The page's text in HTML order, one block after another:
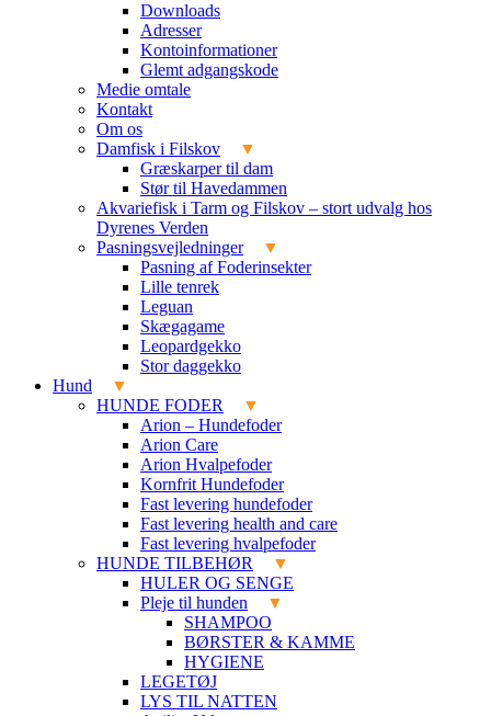
Downloads
Adresser
Kontoinformationer
Glemt adgangskode
Medie omtale
Kontakt
Om os
Damfisk i Filskov
Græskarper til dam
Stør til Havedammen
Akvariefisk i Tarm og Filskov – stort udvalg hos
Dyrenes Verden
Pasningsvejledninger
Pasning af Foderinsekter
Lille tenrek
Leguan
Skægagame
Leopardgekko
Stor daggekko
Hund
HUNDE FODER
Arion – Hundefoder
Arion Care
Arion Hvalpefoder
Kornfrit Hundefoder
Fast levering hundefoder
Fast levering health and care
Fast levering hvalpefoder
HUNDE TILBEHØR
HULER OG SENGE
Pleje til hunden
SHAMPOO
BØRSTER & KAMME
HYGIENE
LEGETØJ
LYS TIL NATTEN